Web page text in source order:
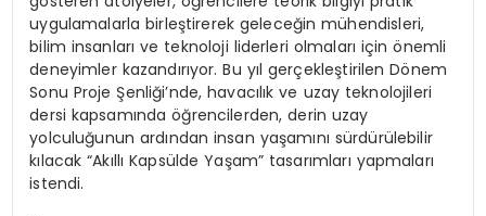
uygulamalarla birleştirerek geleceğin mühendisleri,
bilim insanları ve teknoloji liderleri olmaları için önemli
deneyimler kazandırıyor. Bu yıl gerçekleştirilen Dönem
Sonu Proje Şenliği’nde, havacılık ve uzay teknolojileri
dersi kapsamında öğrencilerden, derin uzay
yolculuğunun ardından insan yaşamını sürdürülebilir
kılacak “Akıllı Kapsülde Yaşam” tasarımları yapmaları
istendi.